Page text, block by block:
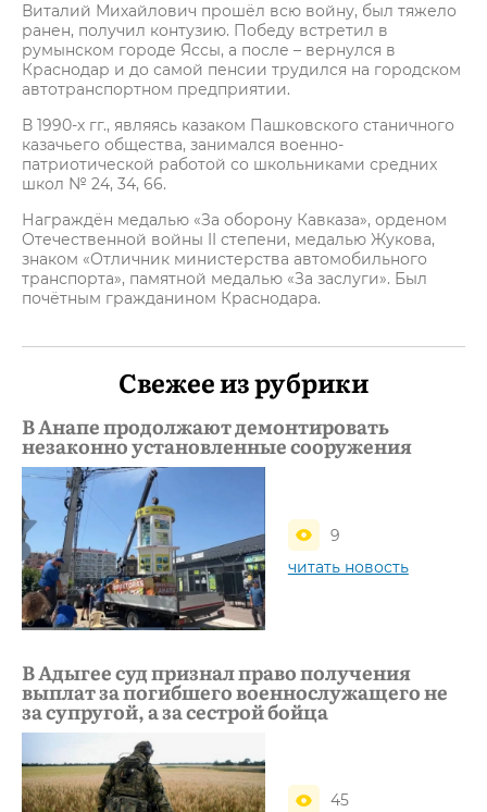
Виталий Михайлович прошёл всю войну, был тяжело
ранен, получил контузию. Победу встретил в
румынском городе Яссы, а после – вернулся в
Краснодар и до самой пенсии трудился на городском
автотранспортном предприятии.
В 1990-х гг., являясь казаком Пашковского станичного
казачьего общества, занимался военно-
патриотической работой со школьниками средних
школ № 24, 34, 66.
Награждён медалью «За оборону Кавказа», орденом
Отечественной войны II степени, медалью Жукова,
знаком «Отличник министерства автомобильного
транспорта», памятной медалью «За заслуги». Был
почётным гражданином Краснодара.
Свежее из рубрики
В Анапе продолжают демонтировать
незаконно установленные сооружения
9
читать новость
В Адыгее суд признал право получения
выплат за погибшего военнослужащего не
за супругой, а за сестрой бойца
45